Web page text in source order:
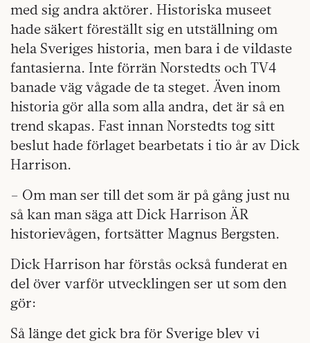
med sig andra aktörer. Historiska museet
hade säkert föreställt sig en utställning om
hela Sveriges historia, men bara i de vildaste
fantasierna. Inte förrän Norstedts och TV4
banade väg vågade de ta steget. Även inom
historia gör alla som alla andra, det är så en
trend skapas. Fast innan Norstedts tog sitt
beslut hade förlaget bearbetats i tio år av Dick
Harrison.
– Om man ser till det som är på gång just nu
så kan man säga att Dick Harrison ÄR
historievågen, fortsätter Magnus Bergsten.
Dick Harrison har förstås också funderat en
del över varför utvecklingen ser ut som den
gör:
Så länge det gick bra för Sverige blev vi